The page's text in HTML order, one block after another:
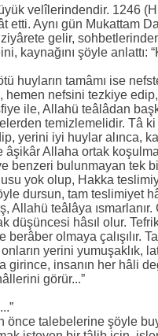
velîlerindendir. 1246
etti. Aynı gün Mukattam
ziyârete gelir,
kaynağını şöyle
huyların tamâmı ise
nefsini tezkiye
ile, Allahü teâlâdan
temizlemelidir. Tâ
yerini iyi huylar alınca,
âşikâr Allaha ortak
benzeri bulunmayan tek
yok olup, Hakka
dursun, tam teslimiyet
Allahü teâlâya
düşüncesi hâsıl olur.
olmaya çalışılır.
yerini yumuşaklık,
insanın her hâli
görür...”
önce talebelerine şöyle